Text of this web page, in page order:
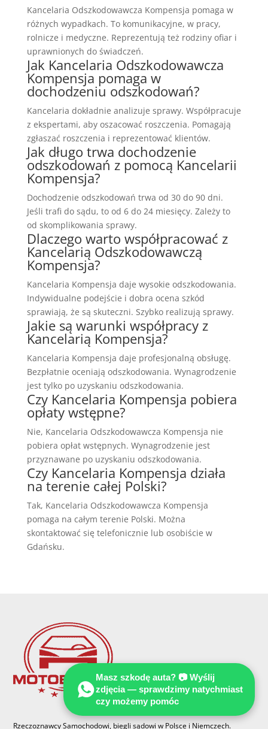
Kancelaria Odszkodowawcza Kompensja pomaga w
różnych wypadkach. To komunikacyjne, w pracy,
rolnicze i medyczne. Reprezentują też rodziny ofiar i
uprawnionych do świadczeń.
Jak Kancelaria Odszkodowawcza
Kompensja pomaga w
dochodzeniu odszkodowań?
Kancelaria dokładnie analizuje sprawy. Współpracuje
z ekspertami, aby oszacować roszczenia. Pomagają
zgłaszać roszczenia i reprezentować klientów.
Jak długo trwa dochodzenie
odszkodowań z pomocą Kancelarii
Kompensja?
Dochodzenie odszkodowań trwa od 30 do 90 dni.
Jeśli trafi do sądu, to od 6 do 24 miesięcy. Zależy to
od skomplikowania sprawy.
Dlaczego warto współpracować z
Kancelarią Odszkodowawczą
Kompensja?
Kancelaria Kompensja daje wysokie odszkodowania.
Indywidualne podejście i dobra ocena szkód
sprawiają, że są skuteczni. Szybko realizują sprawy.
Jakie są warunki współpracy z
Kancelarią Kompensja?
Kancelaria Kompensja daje profesjonalną obsługę.
Bezpłatnie oceniają odszkodowania. Wynagrodzenie
jest tylko po uzyskaniu odszkodowania.
Czy Kancelaria Kompensja pobiera
opłaty wstępne?
Nie, Kancelaria Odszkodowawcza Kompensja nie
pobiera opłat wstępnych. Wynagrodzenie jest
przyznawane po uzyskaniu odszkodowania.
Czy Kancelaria Kompensja działa
na terenie całej Polski?
Tak, Kancelaria Odszkodowawcza Kompensja
pomaga na całym terenie Polski. Można
skontaktować się telefonicznie lub osobiście w
Gdańsku.
Rzeczoznawcy Samochodowi, biegli sądowi w Polsce i Niemczech.
Masz szkodę auta? 📷 Wyślij
zdjęcia — sprawdzimy natychmiast
czy możemy pomóc